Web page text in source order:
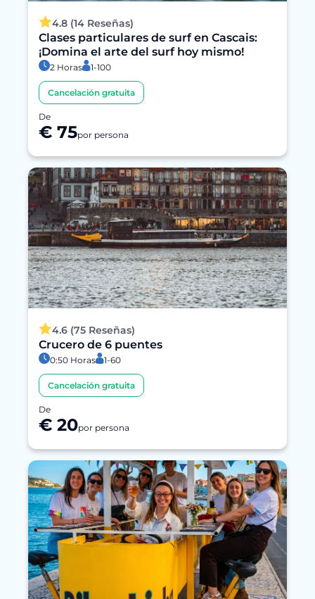
4.8 (14 Reseñas)
Clases particulares de surf en Cascais:
¡Domina el arte del surf hoy mismo!
2 Horas 1-100
Cancelación gratuita
De
€ 75por persona
4.6 (75 Reseñas)
Crucero de 6 puentes
0:50 Horas 1-60
Cancelación gratuita
De
€ 20por persona